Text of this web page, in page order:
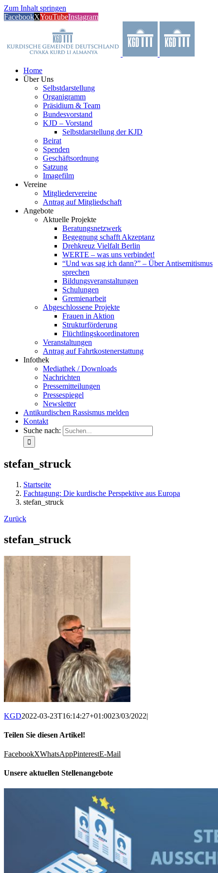
Zum Inhalt springen
FacebookXYouTubeInstagram
Home
Über Uns
Selbstdarstellung
Organigramm
Präsidium & Team
Bundesvorstand
KJD – Vorstand
Selbstdarstellung der KJD
Beirat
Spenden
Geschäftsordnung
Satzung
Imagefilm
Vereine
Mitgliedervereine
Antrag auf Mitgliedschaft
Angebote
Aktuelle Projekte
Beratungsnetzwerk
Begegnung schafft Akzeptanz
Drehkreuz Vielfalt Berlin
WERTE – was uns verbindet!
“Und was sag ich dann?” – Über Antisemitismus
sprechen
Bildungsveranstaltungen
Schulungen
Gremienarbeit
Abgeschlossene Projekte
Frauen in Aktion
Strukturförderung
Flüchtlingskoordinatoren
Veranstaltungen
Antrag auf Fahrtkostenerstattung
Infothek
Mediathek / Downloads
Nachrichten
Pressemitteilungen
Pressespiegel
Newsletter
Antikurdischen Rassismus melden
Kontakt
Suche nach:
stefan_struck
Startseite
Fachtagung: Die kurdische Perspektive aus Europa
stefan_struck
Zurück
stefan_struck
KGD2022-03-23T16:14:27+01:0023/03/2022|
Teilen Sie diesen Artikel!
FacebookXWhatsAppPinterestE-Mail
Unsere aktuellen Stellenangebote